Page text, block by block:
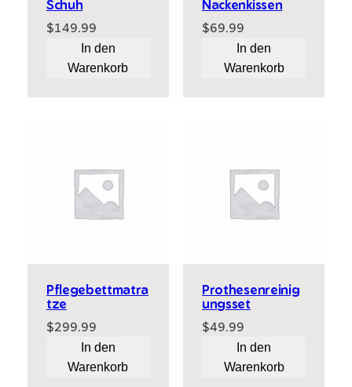
Schuh
$149.99
In den
Warenkorb
Nackenkissen
$69.99
In den
Warenkorb
Pflegebettmatra
tze
$299.99
In den
Warenkorb
Prothesenreinig
ungsset
$49.99
In den
Warenkorb